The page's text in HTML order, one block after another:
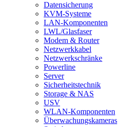
Datensicherung
KVM-Systeme
LAN-Komponenten
LWL/Glasfaser
Modem & Router
Netzwerkkabel
Netzwerkschränke
Powerline
Server
Sicherheitstechnik
Storage & NAS
USV
WLAN-Komponenten
Überwachungskameras